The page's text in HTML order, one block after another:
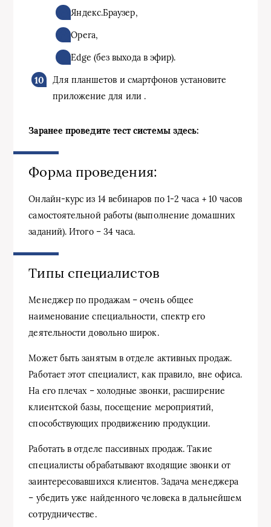
Яндекс.Браузер,
Opera,
Edge (без выхода в эфир).
Для планшетов и смартфонов установите
приложение для или .
Заранее проведите тест системы здесь:
Форма проведения:
Онлайн-курс из 14 вебинаров по 1-2 часа + 10 часов
самостоятельной работы (выполнение домашних
заданий). Итого – 34 часа.
Типы специалистов
Менеджер по продажам – очень общее
наименование специальности, спектр его
деятельности довольно широк.
Может быть занятым в отделе активных продаж.
Работает этот специалист, как правило, вне офиса.
На его плечах – холодные звонки, расширение
клиентской базы, посещение мероприятий,
способствующих продвижению продукции.
Работать в отделе пассивных продаж. Такие
специалисты обрабатывают входящие звонки от
заинтересовавшихся клиентов. Задача менеджера
– убедить уже найденного человека в дальнейшем
сотрудничестве.